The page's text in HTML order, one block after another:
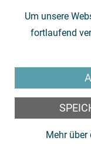
Um unsere
fortlaufend
Mehr über